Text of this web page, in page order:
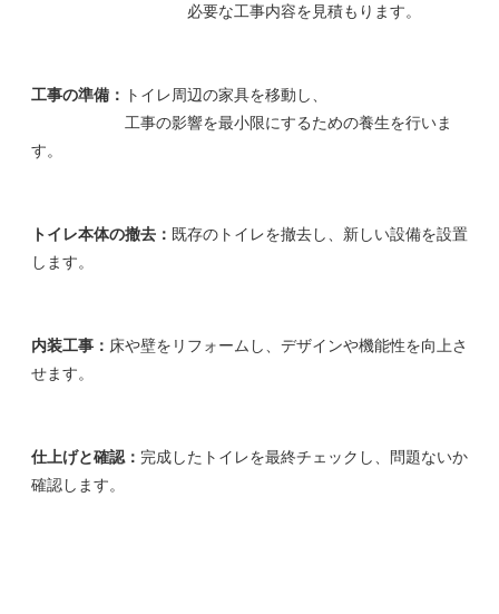
必要な工事内容を見積もります。
工事の準備：
トイレ周辺の家具を移動し、
工事の影響を最小限にするための養生を行いま
す。
トイレ本体の撤去： 既存のトイレを撤去し、新しい設備を設置
します。
内装工事： 床や壁をリフォームし、デザインや機能性を向上さ
せます。
仕上げと確認： 完成したトイレを最終チェックし、問題ないか
確認します。